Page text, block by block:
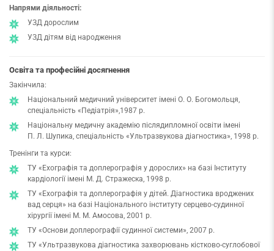
Напрями діяльності:
УЗД дорослим
УЗД дітям від народження
Освіта та професійні досягнення
Закінчила:
Національний медичний університет імені О. О. Богомольця,
спеціальність «Педіатрія»,1987 р.
Національну медичну академію післядипломної освіти імені
П. Л. Шупика, спеціальність «Ультразвукова діагностика», 1998 р.
Тренінги та курси:
ТУ «Ехографія та доплерографія у дорослих» на базі Інституту
кардіології імені М. Д. Стражеска, 1998 р.
ТУ «Ехографія та доплерографія у дітей. Діагностика вроджених
вад серця» на базі Національного інституту серцево-судинної
хірургії імені М. М. Амосова, 2001 р.
ТУ «Основи доплерографії судинної системи», 2007 р.
ТУ «Ультразвукова діагностика захворювань кістково-суглобової